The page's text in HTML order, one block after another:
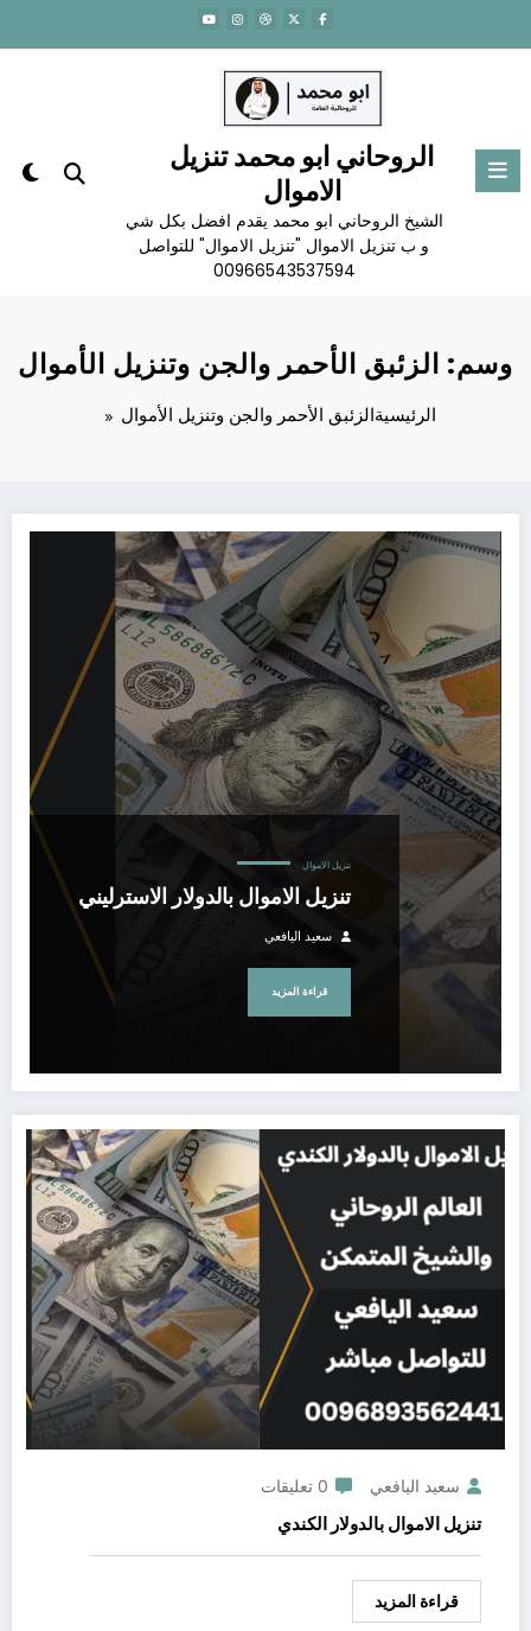
المحتوى
الروحاني ابو محمد تنزيل
الاموال
الشيخ الروحاني ابو محمد يقدم افضل بكل شي
و ب تنزيل الاموال "تنزيل الاموال" للتواصل
00966543537594
وسم: الزئبق الأحمر والجن وتنزيل الأموال
الرئيسيةالزئبق الأحمر والجن وتنزيل الأموال
تنزيل الاموال بالدولار الاسترليني
تنزيل الاموال
تنزيل الاموال بالدولار الاسترليني
سعيد اليافعي
قراءة المزيد
سعيد اليافعي 0 تعليقات
تنزيل الاموال بالدولار الكندي
قراءة المزيد